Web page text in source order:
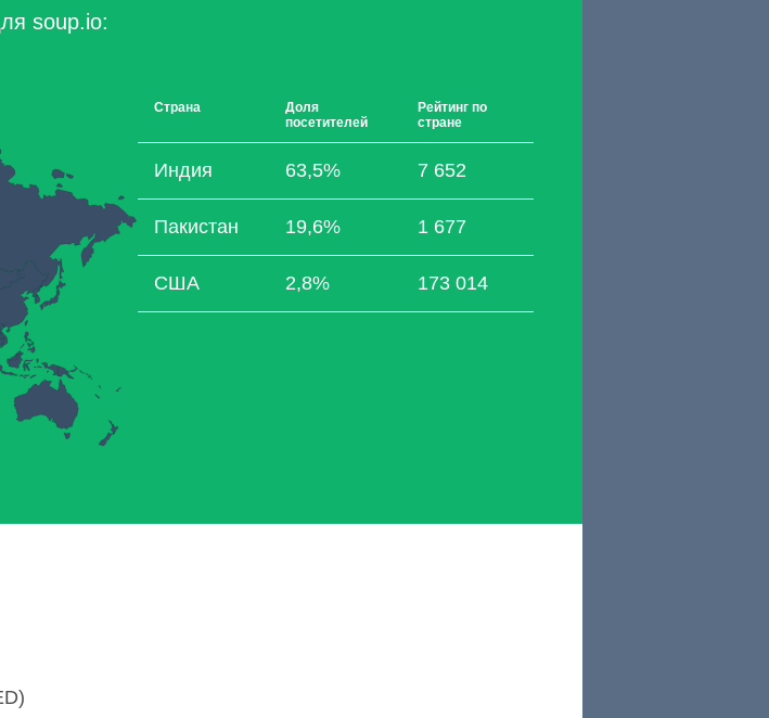
soup.io:
Страна
Доля
посетителей
Рейтинг по
стране
Индия 63,5% 7 652
Пакистан 19,6% 1 677
США 2,8% 173 014